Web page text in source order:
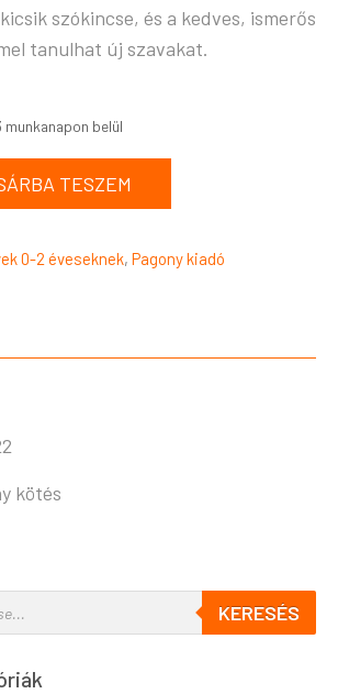
szókincse, és a kedves, ismerős
tanulhat új szavakat.
TESZEM
0-2 éveseknek, Pagony kiadó
kötés
KERESÉS